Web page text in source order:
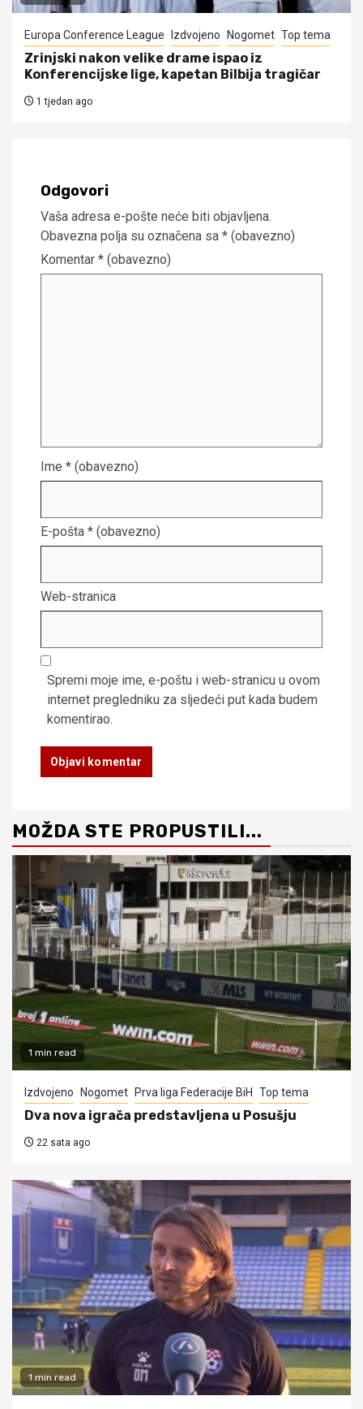
Europa Conference League Izdvojeno Nogomet Top tema
Zrinjski nakon velike drame ispao iz
Konferencijske lige, kapetan Bilbija tragičar
1 tjedan ago
Odgovori
Vaša adresa e-pošte neće biti objavljena.
Obavezna polja su označena sa * (obavezno)
Komentar * (obavezno)
Ime * (obavezno)
E-pošta * (obavezno)
Web-stranica
Spremi moje ime, e-poštu i web-stranicu u ovom
internet pregledniku za sljedeći put kada budem
komentirao.
MOŽDA STE PROPUSTILI...
1 min read
Izdvojeno Nogomet Prva liga Federacije BiH Top tema
Dva nova igrača predstavljena u Posušju
22 sata ago
1 min read